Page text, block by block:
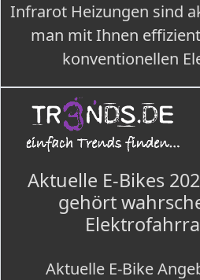
Infrarot Heizungen sind
man mit Ihnen
konventionellen
Aktuelle E-Bikes
gehört
Aktuelle E-Bike